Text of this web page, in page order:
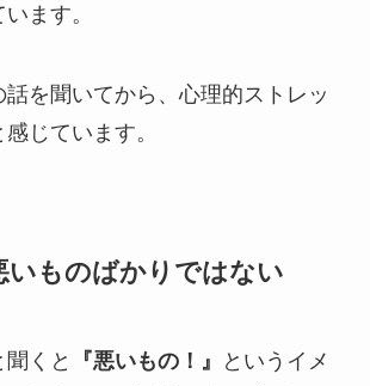
ます。
を聞いてから、心理的ストレッ
じています。
いものばかりではない
聞くと 『悪いもの！』
というイメ